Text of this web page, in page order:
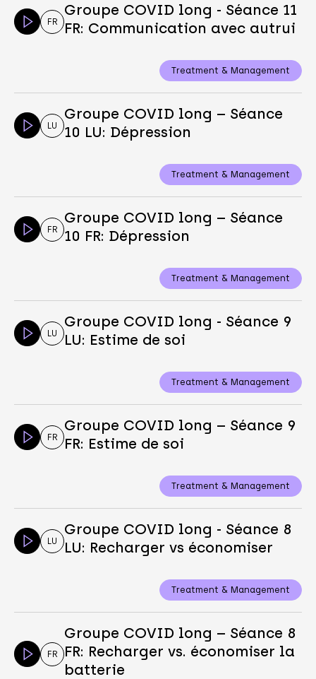
FR
Groupe COVID long - Séance 11
FR: Communication avec autrui
Treatment & Management
LU
Groupe COVID long – Séance
10 LU: Dépression
Treatment & Management
FR
Groupe COVID long – Séance
10 FR: Dépression
Treatment & Management
LU
Groupe COVID long - Séance 9
LU: Estime de soi
Treatment & Management
FR
Groupe COVID long – Séance 9
FR: Estime de soi
Treatment & Management
LU
Groupe COVID long - Séance 8
LU: Recharger vs économiser
Treatment & Management
FR
Groupe COVID long – Séance 8
FR: Recharger vs. économiser la
batterie